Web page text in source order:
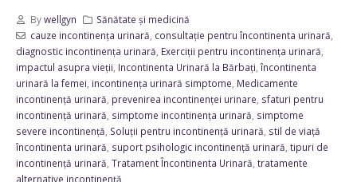
Bywellgyn
Sănătate și medicină
cauze incontinența urinară, consultație pentru încontinenta urinară,
diagnostic incontinența urinară, Exerciții pentru incontinența urinară,
impactul asupra vieții, Incontinenta Urinară la Bărbați,încontinenta
urinară la femei, incontinența urinară simptome, Medicamente
incontinență urinară, prevenirea incontinenței urinare, sfaturi pentru
incontinență urinară, simptome incontinența urinară, simptome
severe incontinență, Soluții pentru incontinență urinară, stil de viață
încontinenta urinară, suport psihologic incontinență urinară, tipuri de
incontinență urinară, Tratament Încontinenta Urinară, tratamente
alternative incontinență